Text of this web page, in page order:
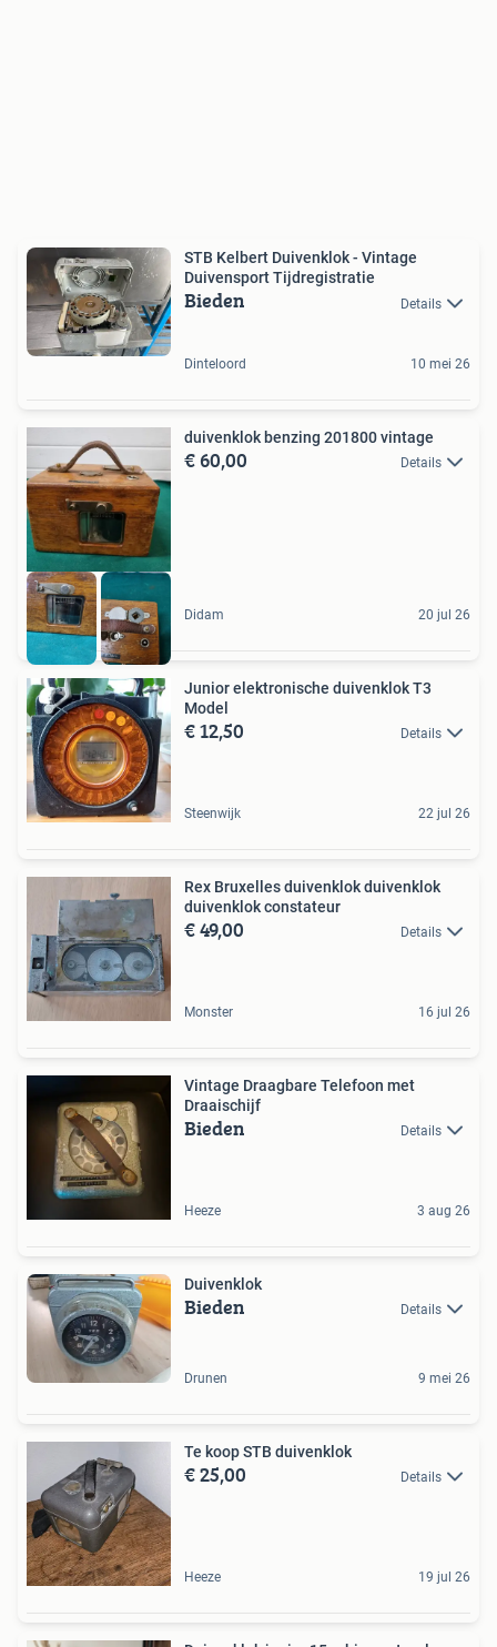
STB Kelbert Duivenklok - Vintage
Duivensport Tijdregistratie
Bieden Details
Dinteloord 10 mei 26
duivenklok benzing 201800 vintage
€ 60,00 Details
Didam 20 jul 26
Junior elektronische duivenklok T3
Model
€ 12,50 Details
Steenwijk 22 jul 26
Rex Bruxelles duivenklok duivenklok
duivenklok constateur
€ 49,00 Details
Monster 16 jul 26
Vintage Draagbare Telefoon met
Draaischijf
Bieden Details
Heeze 3 aug 26
Duivenklok
Bieden Details
Drunen 9 mei 26
Te koop STB duivenklok
€ 25,00 Details
Heeze 19 jul 26